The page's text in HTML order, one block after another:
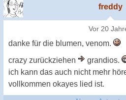
freddy
Vor 20
danke für die blumen, venom.
crazy zurückziehen
grandios.
ich kann das auch nicht mehr
vollkommen okayes lied ist.